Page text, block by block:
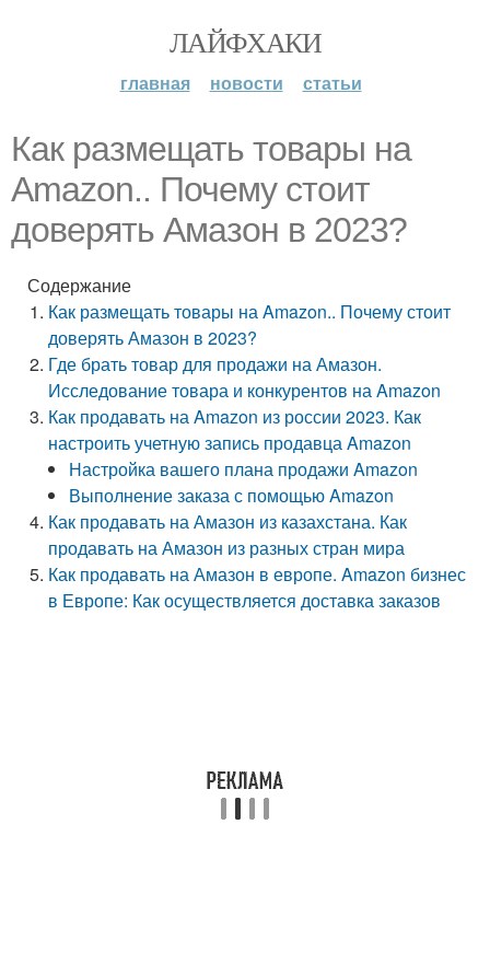
ЛАЙФХАКИ
главная новости статьи
Как размещать товары на
Amazon.. Почему стоит
доверять Амазон в 2023?
Содержание
Как размещать товары на Amazon.. Почему стоит
доверять Амазон в 2023?
Где брать товар для продажи на Амазон.
Исследование товара и конкурентов на Amazon
Как продавать на Amazon из россии 2023. Как
настроить учетную запись продавца Amazon
Настройка вашего плана продажи Amazon
Выполнение заказа с помощью Amazon
Как продавать на Амазон из казахстана. Как
продавать на Амазон из разных стран мира
Как продавать на Амазон в европе. Amazon бизнес
в Европе: Как осуществляется доставка заказов